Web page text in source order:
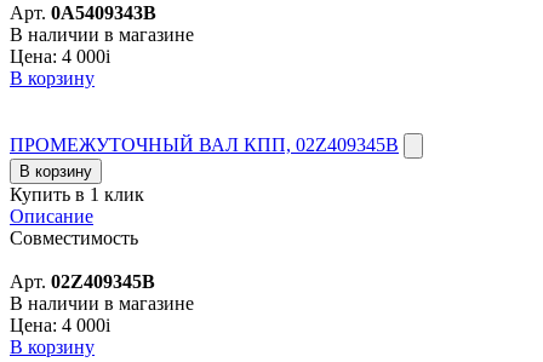
Арт. 0A5409343B
В наличии в магазине
Цена: 4 000i
В корзину
ПРОМЕЖУТОЧНЫЙ ВАЛ КПП, 02Z409345B
В корзину
Купить в 1 клик
Описание
Совместимость
Арт. 02Z409345B
В наличии в магазине
Цена: 4 000i
В корзину